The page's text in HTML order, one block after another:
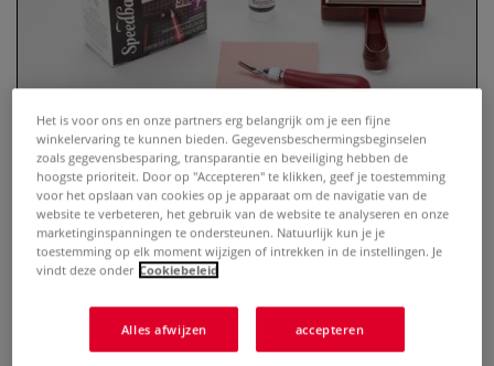
Speedball® | BLOCK PRINTING —
7-starterset Super value
Het is voor ons en onze partners erg belangrijk om je een fijne
winkelervaring te kunnen bieden. Gegevensbeschermingsbeginselen
zoals gegevensbesparing, transparantie en beveiliging hebben de
hoogste prioriteit. Door op "Accepteren" te klikken, geef je toestemming
voor het opslaan van cookies op je apparaat om de navigatie van de
website te verbeteren, het gebruik van de website te analyseren en onze
marketinginspanningen te ondersteunen. Natuurlijk kun je je
toestemming op elk moment wijzigen of intrekken in de instellingen. Je
vindt deze onder Cookiebeleid
Alles afwijzen accepteren